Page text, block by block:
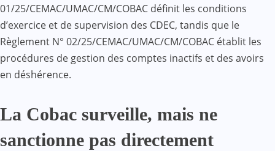
01/25/CEMAC/UMAC/CM/COBAC définit les conditions
d’exercice et de supervision des CDEC, tandis que le
Règlement N° 02/25/CEMAC/UMAC/CM/COBAC établit les
procédures de gestion des comptes inactifs et des avoirs
en déshérence.
La Cobac surveille, mais ne
sanctionne pas directement